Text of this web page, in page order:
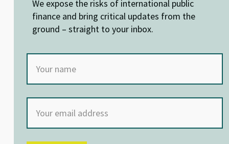
k
p
We expose the risks of international public
finance and bring critical updates from the
ground – straight to your inbox.